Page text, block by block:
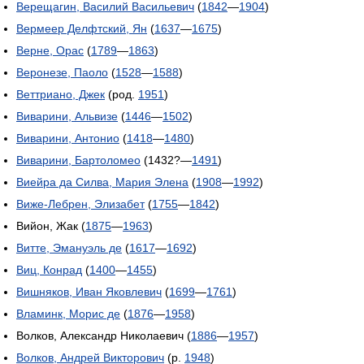
Верещагин, Василий Васильевич (1842—1904)
Вермеер Делфтский, Ян (1637—1675)
Верне, Орас (1789—1863)
Веронезе, Паоло (1528—1588)
Веттриано, Джек (род. 1951)
Виварини, Альвизе (1446—1502)
Виварини, Антонио (1418—1480)
Виварини, Бартоломео (1432?—1491)
Виейра да Силва, Мария Элена (1908—1992)
Виже-Лебрен, Элизабет(1755—1842)
Вийон, Жак (1875—1963)
Витте, Эмануэль де (1617—1692)
Виц, Конрад (1400—1455)
Вишняков, Иван Яковлевич (1699—1761)
Вламинк, Морис де (1876—1958)
Волков, Александр Николаевич (1886—1957)
Волков, Андрей Викторович (р. 1948)